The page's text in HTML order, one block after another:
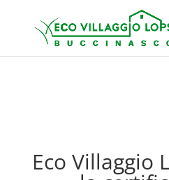
Eco Villaggio